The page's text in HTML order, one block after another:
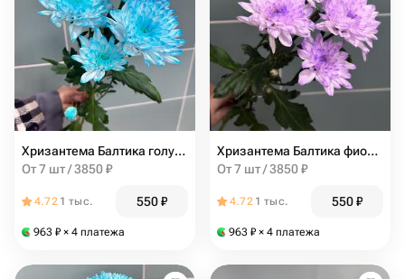
Хризантема Балтика голубая
От 7 шт / 3850 ₽
4.72 1 тыс. 550₽
963 ₽ × 4 платежа
Хризантема Балтика фиолетовая
От 7 шт / 3850 ₽
4.72 1 тыс. 550₽
963 ₽ × 4 платежа